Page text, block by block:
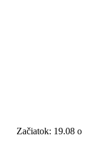
Začiatok: 19.08 o